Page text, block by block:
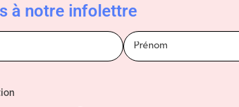
à notre infolettre